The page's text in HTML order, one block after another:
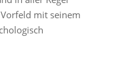
mit seinem